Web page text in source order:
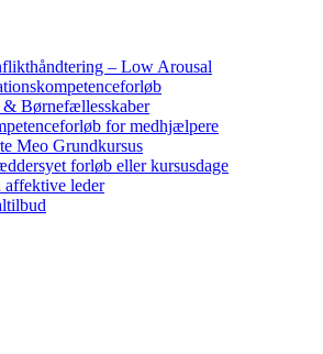
– Low Arousal
Børnefællesskaber
for medhjælpere
Meo Grundkursus
forløb eller kursusdage
affektive leder